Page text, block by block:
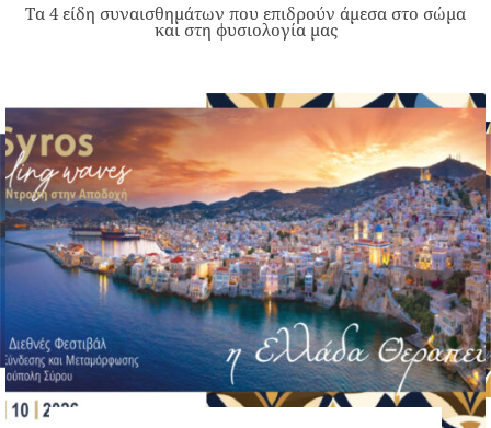
Τα 4 είδη συναισθημάτων που επιδρούν άμεσα στο σώμα
και στη φυσιολογία μας